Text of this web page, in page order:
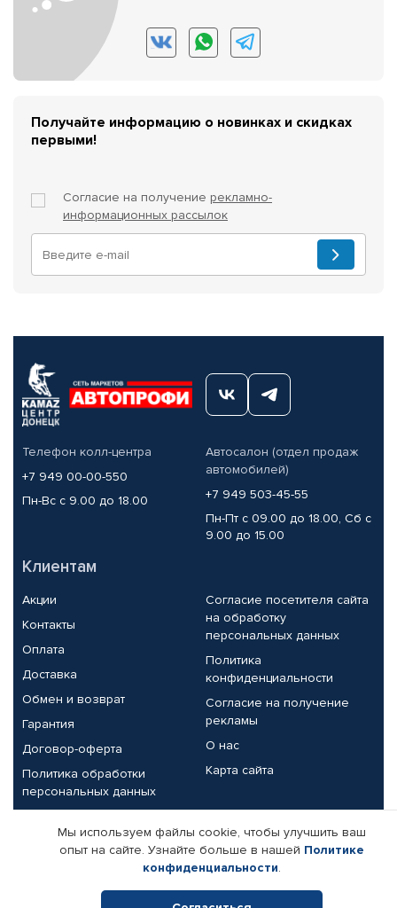
Получайте информацию о новинках и скидках
первыми!
Согласие на получение рекламно-
информационных рассылок
Телефон колл-центра
+7 949 00-00-550
Пн-Вс с 9.00 до 18.00
Автосалон (отдел продаж
автомобилей)
+7 949 503-45-55
Пн-Пт с 09.00 до 18.00, Сб с
9.00 до 15.00
Клиентам
Акции
Контакты
Оплата
Доставка
Обмен и возврат
Гарантия
Договор-оферта
Политика обработки
персональных данных
Согласие посетителя сайта
на обработку
персональных данных
Политика
конфиденциальности
Согласие на получение
рекламы
О нас
Карта сайта
Партнерам
Корпоративным клиентам
Поставщикам
Реквизиты компании
Мы используем файлы cookie, чтобы улучшить ваш
опыт на сайте. Узнайте больше в нашей Политике
конфиденциальности.